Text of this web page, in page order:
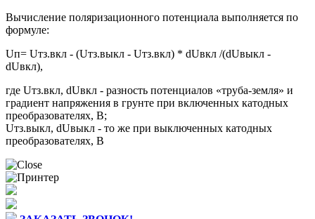
Вычисление поляризационного потенциала выполняется по
формуле:
Uп= Uтз.вкл - (Uтз.выкл - Uтз.вкл) * dUвкл /(dUвыкл -
dUвкл),
где Uтз.вкл, dUвкл - разность потенциалов «труба-земля» и
градиент напряжения в грунте при включенных катодных
преобразователях, В;
Uтз.выкл, dUвыкл - то же при выключенных катодных
преобразователях, В